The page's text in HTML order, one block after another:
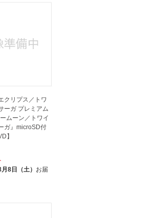
リプス／トワ
ーガ プレミアム
ムーン／トワイ
ガ』microSD付
】
月8日（土） お届